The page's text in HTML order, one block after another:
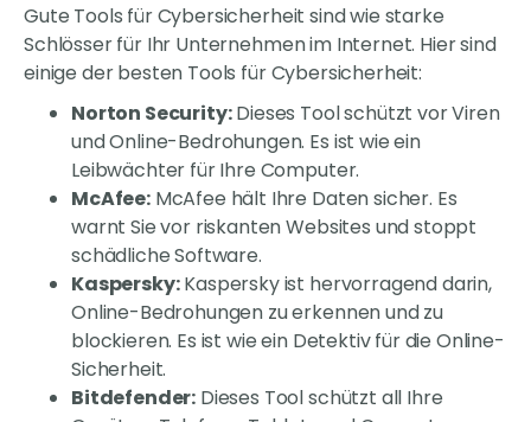
Gute Tools für Cybersicherheit sind wie starke
Schlösser für Ihr Unternehmen im Internet. Hier sind
einige der besten Tools für Cybersicherheit:
Norton Security:Dieses Tool schützt vor Viren
und Online-Bedrohungen. Es ist wie ein
Leibwächter für Ihre Computer.
McAfee:McAfee hält Ihre Daten sicher. Es
warnt Sie vor riskanten Websites und stoppt
schädliche Software.
Kaspersky:Kaspersky ist hervorragend darin,
Online-Bedrohungen zu erkennen und zu
blockieren. Es ist wie ein Detektiv für die Online-
Sicherheit.
Bitdefender: Dieses Tool schützt all Ihre